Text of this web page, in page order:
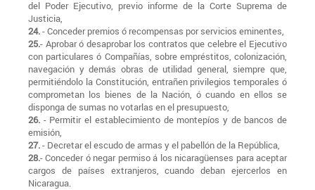
del Poder Ejecutivo, previo informe de la Corte Suprema de
Justicia,
24.- Conceder premios ó recompensas por servicios eminentes,
25.- Aprobar ó desaprobar los contratos que celebre el Ejecutivo
con particulares ó Compañías, sobre empréstitos, colonización,
navegación y demás obras de utilidad general, siempre que,
permitiéndolo la Constitución, entrañen privilegios temporales ó
comprometan los bienes de la Nación, ó cuando en ellos se
disponga de sumas no votarlas en el presupuesto,
26. - Permitir el establecimiento de montepíos y de bancos de
emisión,
27.- Decretar el escudo de armas y el pabellón de la República,
28.- Conceder ó negar permiso á los nicaragüenses para aceptar
cargos de países extranjeros, cuando deban ejercerlos en
Nicaragua.